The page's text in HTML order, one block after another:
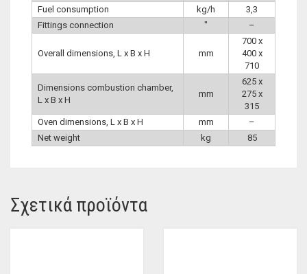
Fuel consumption
kg/h
3,3
Fittings connection
″ –
Overall dimensions, L x B x H mm
700 x
400 x
710
Dimensions combustion chamber,
L x B x H
mm
625 x
275 x
315
Oven dimensions, L x B x H
mm
–
Net weight
kg 85
Σχετικά προϊόντα